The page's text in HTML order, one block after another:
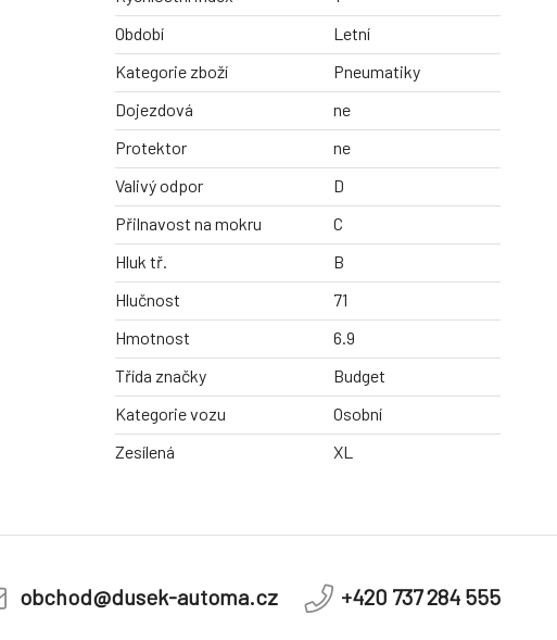
Období
Letní
Kategorie zboží
Pneumatiky
Dojezdová
ne
Protektor
ne
Valivý odpor
D
Přilnavost na mokru
C
Hluk tř.
B
Hlučnost
71
Hmotnost
6.9
Třída značky
Budget
Kategorie vozu
Osobní
Zesílená
XL
obchod@dusek-automa.cz +420 737 284 555